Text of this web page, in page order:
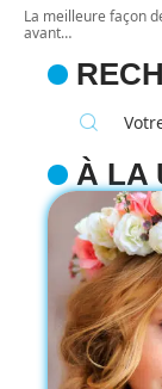
La meilleure façon
avant…
À LA